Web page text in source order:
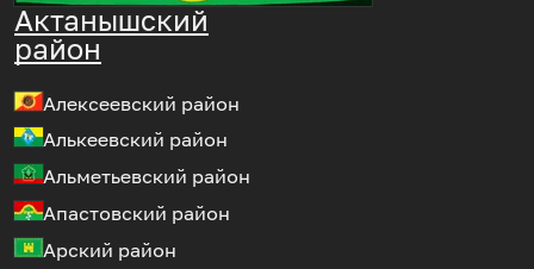
Актанышский
район
Алексеевский район
Алькеевский район
Альметьевский район
Апастовский район
Арский район